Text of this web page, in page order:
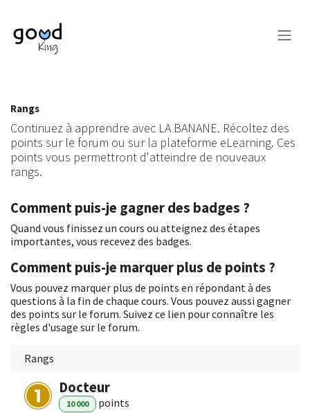
Rangs
Continuez à apprendre avec LA BANANE. Récoltez des
points sur le forum ou sur la plateforme eLearning. Ces
points vous permettront d'atteindre de nouveaux
rangs.
Comment puis-je gagner des badges ?
Quand vous finissez un cours ou atteignez des étapes
importantes, vous recevez des badges.
Comment puis-je marquer plus de points ?
Vous pouvez marquer plus de points en répondant à des
questions à la fin de chaque cours. Vous pouvez aussi gagner
des points sur le forum. Suivez ce lien pour connaître les
règles d'usage sur le forum.
Rangs
Docteur
10 000 points